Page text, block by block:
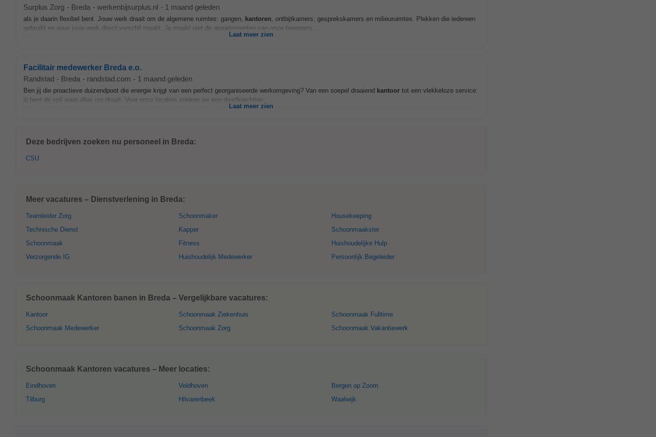
Surplus Zorg - Breda - werkenbijsurplus.nl - 1 maand geleden
als je daarin flexibel bent. Jouw werk draait om de algemene ruimtes: gangen, kantoren, ontbijtkamers, gesprekskamers en milieuruimtes. Plekken die iedereen
gebruikt en waar jouw werk direct verschil maakt. Je maakt niet de appartementen van onze bewoners...
Laat meer zien
Facilitair medewerker Breda e.o.
Randstad - Breda - randstad.com - 1 maand geleden
Ben jij die proactieve duizendpoot die energie krijgt van een perfect georganiseerde werkomgeving? Van een soepel draaiend kantoor tot een vlekkeloze service:
jij bent de spil waar alles om draait. Voor onze locaties zoeken we een daadkrachtige...
Laat meer zien
Deze bedrijven zoeken nu personeel in Breda:
CSU
Meer vacatures – Dienstverlening in Breda:
Teamleider Zorg
Technische Dienst
Schoonmaak
Verzorgende IG
Schoonmaker
Kapper
Fitness
Huishoudelijk Medewerker
Housekeeping
Schoonmaakster
Huishoudelijke Hulp
Persoonlijk Begeleider
Schoonmaak Kantoren banen in Breda – Vergelijkbare vacatures:
Kantoor
Schoonmaak Medewerker
Schoonmaak Ziekenhuis
Schoonmaak Zorg
Schoonmaak Fulltime
Schoonmaak Vakantiewerk
Schoonmaak Kantoren vacatures – Meer locaties:
Eindhoven
Tilburg
Veldhoven
Hilvarenbeek
Bergen op Zoom
Waalwijk